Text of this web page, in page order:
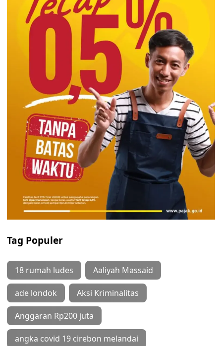
Tag Populer
18 rumah ludes Aaliyah Massaid
ade londok Aksi Kriminalitas
Anggaran Rp200 juta
angka covid 19 cirebon melandai